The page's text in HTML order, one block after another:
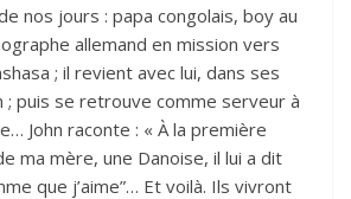
nos jours : papa congolais, boy au
allemand en mission vers
; il revient avec lui, dans ses
; puis se retrouve comme serveur à
John raconte : « À la première
ma mère, une Danoise, il lui a dit
que j’aime”… Et voilà. Ils vivront